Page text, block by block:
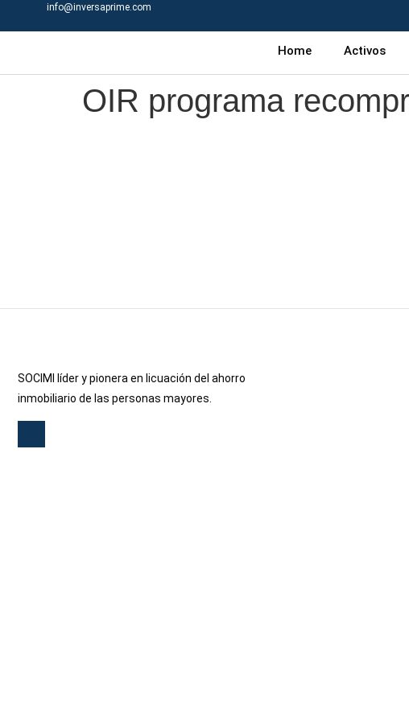
info@inversaprime.com
Home Activos
OIR programa
SOCIMI líder y pionera en licuación del ahorro
inmobiliario de las personas mayores.